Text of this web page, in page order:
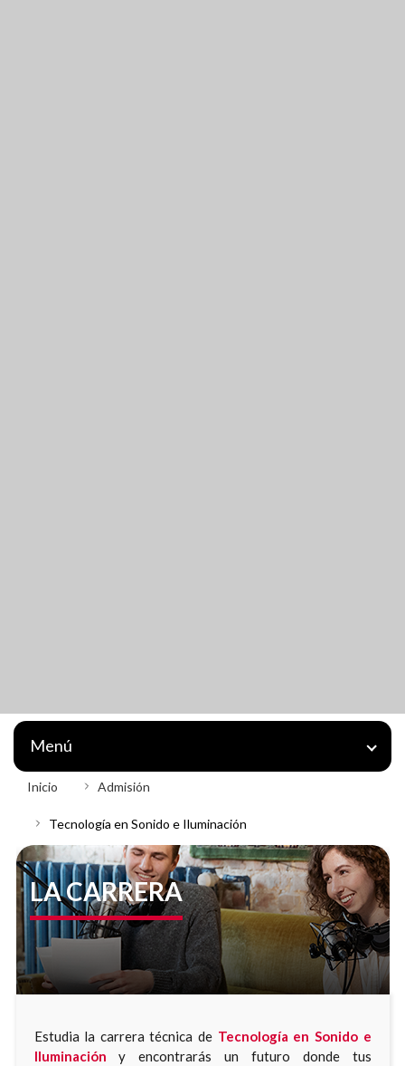
Menú
Inicio Admisión
Tecnología en Sonido e Iluminación
LA CARRERA
Estudia la carrera técnica de Tecnología en Sonido e
Iluminación y encontrarás un futuro donde tus